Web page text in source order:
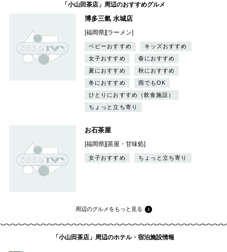
「小山田茶店」周辺のおすすめグルメ
博多三氣 水城店
[福岡県][ラーメン]
ベビーおすすめ
キッズおすすめ
女子おすすめ
春におすすめ
夏におすすめ
秋におすすめ
冬におすすめ
雨でもOK
ひとりにおすすめ（飲食施設）
ちょっと立ち寄り
お石茶屋
[福岡県][茶屋・甘味処]
女子おすすめ ちょっと立ち寄り
周辺のグルメをもっと見る
「小山田茶店」周辺のホテル・宿泊施設情報